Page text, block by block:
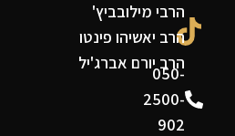
050-
2500-
902
הרבי מילובביץ'
הרב יאשיהו פינטו
הרב יורם אברג'יל